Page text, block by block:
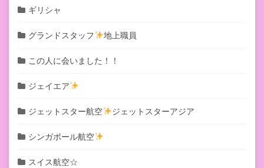
ギリシャ
グランドスタッフ 地上職員
この人に会いました！！
ジェイエア
ジェットスター航空 ジェットスターアジア
シンガポール航空
スイス航空☆